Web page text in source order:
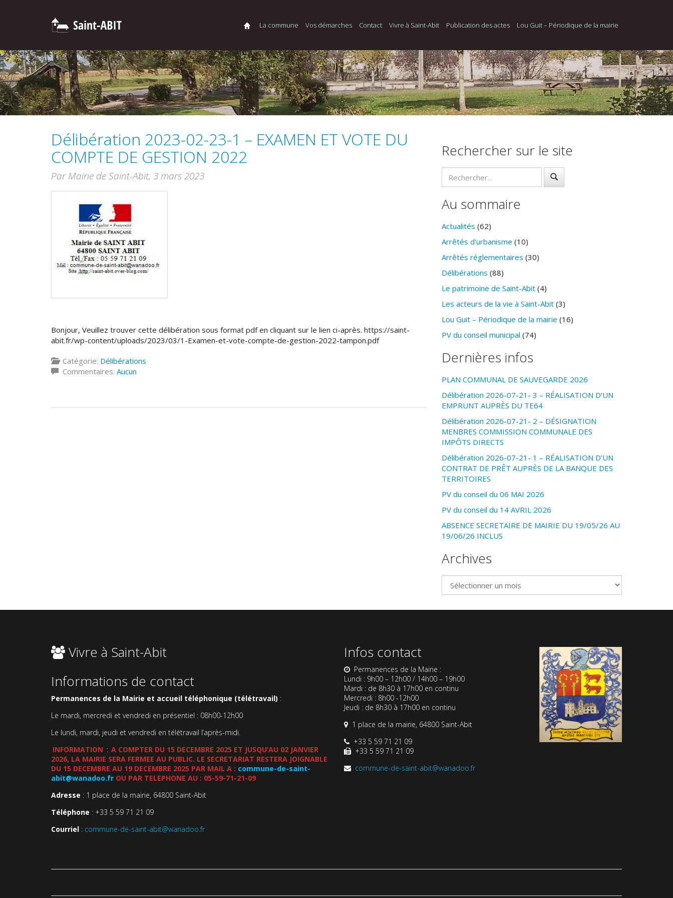
La commune Vos démarches Contact Vivre à Saint-Abit Publication des actes Lou Guit – Périodique de la mairie
Délibération 2023-02-23-1 – EXAMEN ET VOTE DU
COMPTE DE GESTION 2022
Par Mairie de Saint-Abit, 3 mars 2023
Bonjour, Veuillez trouver cette délibération sous format pdf en cliquant sur le lien ci-après. https://saint-
abit.fr/wp-content/uploads/2023/03/1-Examen-et-vote-compte-de-gestion-2022-tampon.pdf
Catégorie: Délibérations
Commentaires: Aucun
Rechercher sur le site
Au sommaire
Actualités (62)
Arrêtés d'urbanisme (10)
Arrêtés réglementaires (30)
Délibérations (88)
Le patrimoine de Saint-Abit (4)
Les acteurs de la vie à Saint-Abit (3)
Lou Guit – Périodique de la mairie (16)
PV du conseil municipal (74)
Dernières infos
PLAN COMMUNAL DE SAUVEGARDE 2026
Délibération 2026-07-21- 3 – RÉALISATION D’UN
EMPRUNT AUPRÈS DU TE64
Délibération 2026-07-21- 2 – DÉSIGNATION
MENBRES COMMISSION COMMUNALE DES
IMPÔTS DIRECTS
Délibération 2026-07-21- 1 – RÉALISATION D’UN
CONTRAT DE PRÊT AUPRÈS DE LA BANQUE DES
TERRITOIRES
PV du conseil du 06 MAI 2026
PV du conseil du 14 AVRIL 2026
ABSENCE SECRETAIRE DE MAIRIE DU 19/05/26 AU
19/06/26 INCLUS
Archives
Archives
Vivre à Saint-Abit
Informations de contact
Permanences de la Mairie et accueil téléphonique (télétravail) :
Le mardi, mercredi et vendredi en présentiel : 08h00-12h00
Le lundi, mardi, jeudi et vendredi en télétravail l’après-midi.
INFORMATION : A COMPTER DU 15 DECEMBRE 2025 ET JUSQU’AU 02 JANVIER
2026, LA MAIRIE SERA FERMEE AU PUBLIC. LE SECRETARIAT RESTERA JOIGNABLE
DU 15 DECEMBRE AU 19 DECEMBRE 2025 PAR MAIL A : commune-de-saint-
abit@wanadoo.fr OU PAR TELEPHONE AU : 05-59-71-21-09
Adresse : 1 place de la mairie, 64800 Saint-Abit
Téléphone : +33 5 59 71 21 09
Courriel : commune-de-saint-abit@wanadoo.fr
Infos contact
Permanences de la Mairie :
Lundi : 9h00 – 12h00 / 14h00 – 19h00
Mardi : de 8h30 à 17h00 en continu
Mercredi : 8h00 -12h00
Jeudi : de 8h30 à 17h00 en continu
1 place de la mairie, 64800 Saint-Abit
+33 5 59 71 21 09
+33 5 59 71 21 09
commune-de-saint-abit@wanadoo.fr